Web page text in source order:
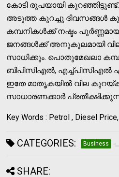
കോടി രൂപയായി
അടുത്ത കുറച്ചു ദിവസങ്ങൾ
കമ്പനികൾക്ക് നഷ്ടം
ജനങ്ങൾക്ക് അനുകൂലമായി
സാധിക്കും. പൊതുമേഖലാ
ബിപിസിഎൽ, എച്ച്പിസിഎൽ
ഇതേ മാതൃകയിൽ വില
സാധാരണക്കാർ
Key Words : Petrol , Diesel
CATEGORIES: Business
SHARE: